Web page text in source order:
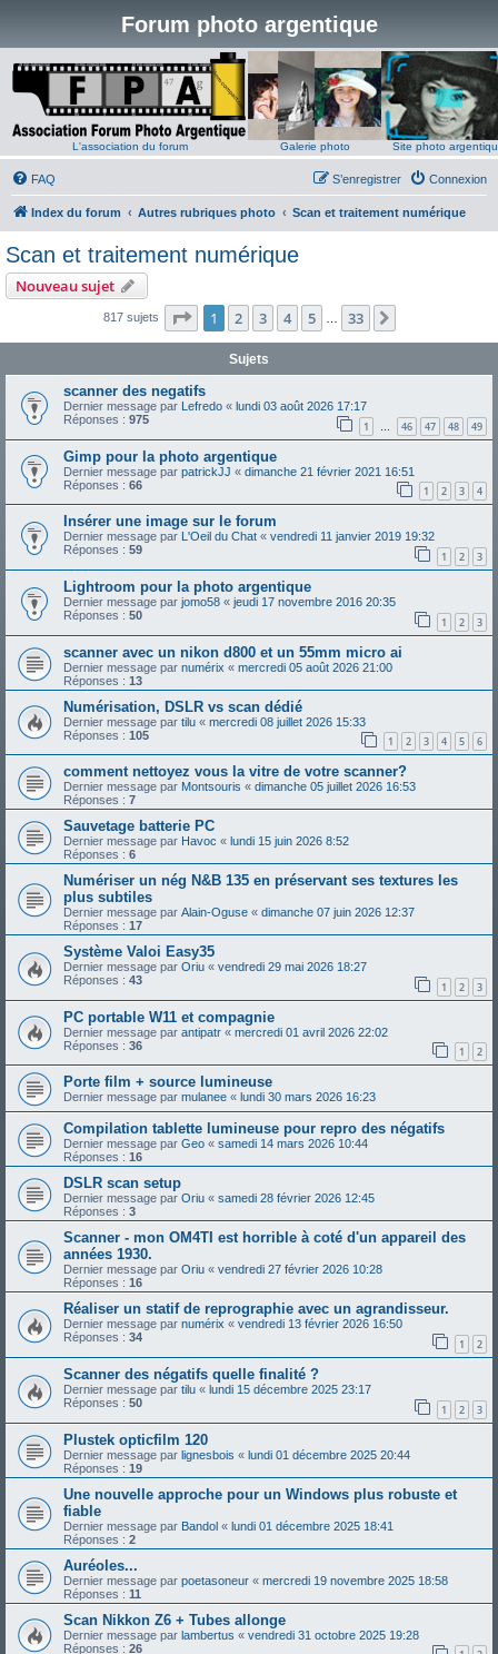
Forum photo argentique
L'association du forum Galerie photo Site photo
FAQ Connexion
S’enregistrer
Index du forum Autres rubriques photo Scan et traitement numérique
Scan et traitement numérique
Nouveau sujet
817 sujets Page 1sur33
1 2 3 4 5 33
Sujets
scanner des negatifs
Dernier message par Lefredo « lundi 03 août 2026 17:17
Réponses : 975 1 … 46 47 48 49
Gimp pour la photo argentique
Dernier message par patrickJJ « dimanche 21 février 2021 16:51
Réponses : 66 1 2 3 4
Insérer une image sur le forum
Dernier message par L'Oeil du Chat « vendredi 11 janvier 2019 19:32
Réponses : 59 1 2 3
Lightroom pour la photo argentique
Dernier message par jomo58 « jeudi 17 novembre 2016 20:35
Réponses : 50 1 2 3
scanner avec un nikon d800 et un 55mm micro ai
Dernier message par numérix « mercredi 05 août 2026 21:00
Réponses : 13
Numérisation, DSLR vs scan dédié
Dernier message par tilu « mercredi 08 juillet 2026 15:33
Réponses : 105 1 2 3 4 5 6
comment nettoyez vous la vitre de votre scanner?
Dernier message par Montsouris « dimanche 05 juillet 2026 16:53
Réponses : 7
Sauvetage batterie PC
Dernier message par Havoc « lundi 15 juin 2026 8:52
Réponses : 6
Numériser un nég N&B 135 en préservant ses textures les
plus subtiles
Dernier message par Alain-Oguse « dimanche 07 juin 2026 12:37
Réponses : 17
Système Valoi Easy35
Dernier message par Oriu « vendredi 29 mai 2026 18:27
Réponses : 43 1 2 3
PC portable W11 et compagnie
Dernier message par antipatr « mercredi 01 avril 2026 22:02
Réponses : 36 1 2
Porte film + source lumineuse
Dernier message par mulanee « lundi 30 mars 2026 16:23
Compilation tablette lumineuse pour repro des négatifs
Dernier message par Geo « samedi 14 mars 2026 10:44
Réponses : 16
DSLR scan setup
Dernier message par Oriu « samedi 28 février 2026 12:45
Réponses : 3
Scanner - mon OM4TI est horrible à coté d'un appareil des
années 1930.
Dernier message par Oriu « vendredi 27 février 2026 10:28
Réponses : 16
Réaliser un statif de reprographie avec un agrandisseur.
Dernier message par numérix « vendredi 13 février 2026 16:50
Réponses : 34 1 2
Scanner des négatifs quelle finalité ?
Dernier message par tilu « lundi 15 décembre 2025 23:17
Réponses : 50 1 2 3
Plustek opticfilm 120
Dernier message par lignesbois « lundi 01 décembre 2025 20:44
Réponses : 19
Une nouvelle approche pour un Windows plus robuste et
fiable
Dernier message par Bandol « lundi 01 décembre 2025 18:41
Réponses : 2
Auréoles...
Dernier message par poetasoneur « mercredi 19 novembre 2025 18:58
Réponses : 11
Scan Nikkon Z6 + Tubes allonge
Dernier message par lambertus « vendredi 31 octobre 2025 19:28
Réponses : 26